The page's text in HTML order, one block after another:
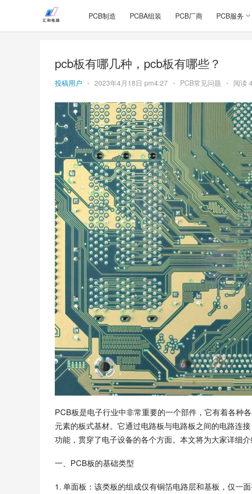
PCB制造 PCBA组装 PCB厂商 PCB服务
pcb板有哪几种，pcb板有哪些？
投稿用户 • 2023年4月18日 pm4:27 • PCB常见问题 • 阅读
PCB板是电子行业中非常重要的一个部件，它有着各种
元素的板式基材。它通过电路板与电路板之间的电路连
功能，贯穿了电子设备的各个方面。本文将为大家详细
一、PCB板的基础类型
1. 单面板：该类板的组成仅有铜箔电路层和基板，仅一